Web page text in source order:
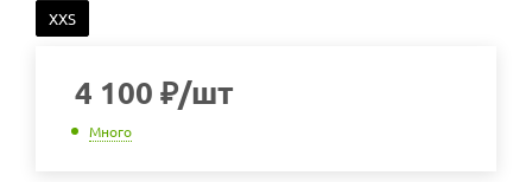
XXS
4 100 ₽/шт
Много